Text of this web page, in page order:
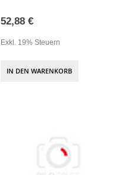
52,88 €
Exkl. 19% Steuern
IN DEN WARENKORB